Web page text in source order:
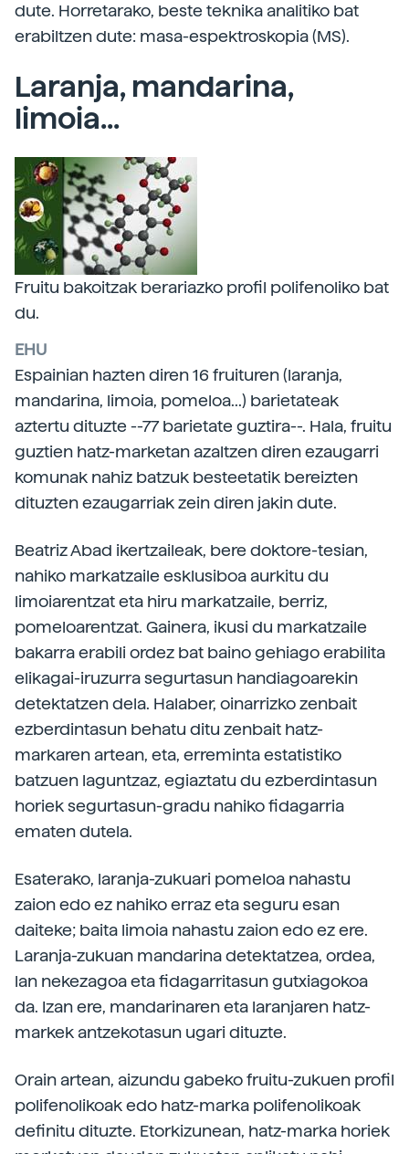
dute. Horretarako, beste teknika analitiko bat
erabiltzen dute: masa-espektroskopia (MS).
Laranja, mandarina,
limoia...
Fruitu bakoitzak berariazko profil polifenoliko bat
du.
EHU
Espainian hazten diren 16 fruituren (laranja,
mandarina, limoia, pomeloa...) barietateak
aztertu dituzte --77 barietate guztira--. Hala, fruitu
guztien hatz-marketan azaltzen diren ezaugarri
komunak nahiz batzuk besteetatik bereizten
dituzten ezaugarriak zein diren jakin dute.
Beatriz Abad ikertzaileak, bere doktore-tesian,
nahiko markatzaile esklusiboa aurkitu du
limoiarentzat eta hiru markatzaile, berriz,
pomeloarentzat. Gainera, ikusi du markatzaile
bakarra erabili ordez bat baino gehiago erabilita
elikagai-iruzurra segurtasun handiagoarekin
detektatzen dela. Halaber, oinarrizko zenbait
ezberdintasun behatu ditu zenbait hatz-
markaren artean, eta, erreminta estatistiko
batzuen laguntzaz, egiaztatu du ezberdintasun
horiek segurtasun-gradu nahiko fidagarria
ematen dutela.
Esaterako, laranja-zukuari pomeloa nahastu
zaion edo ez nahiko erraz eta seguru esan
daiteke; baita limoia nahastu zaion edo ez ere.
Laranja-zukuan mandarina detektatzea, ordea,
lan nekezagoa eta fidagarritasun gutxiagokoa
da. Izan ere, mandarinaren eta laranjaren hatz-
markek antzekotasun ugari dituzte.
Orain artean, aizundu gabeko fruitu-zukuen profil
polifenolikoak edo hatz-marka polifenolikoak
definitu dituzte. Etorkizunean, hatz-marka horiek